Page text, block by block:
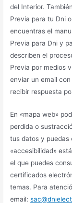
del Interior.
Previa para tu Dni
encuentras el
Previa para Dni y
describen el
Previa por medios
enviar un email
recibir respuesta
En «mapa web»
perdida o
tus datos y puedas
«accesibilidad»
el que puedes
certificados
temas. Para
email: